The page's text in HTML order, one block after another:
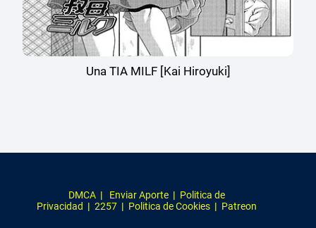
Una TIA MILF [Kai Hiroyuki]
DMCA | Enviar Aporte | Politica de
Privacidad | 2257 | Politica de Cookies | Patreon